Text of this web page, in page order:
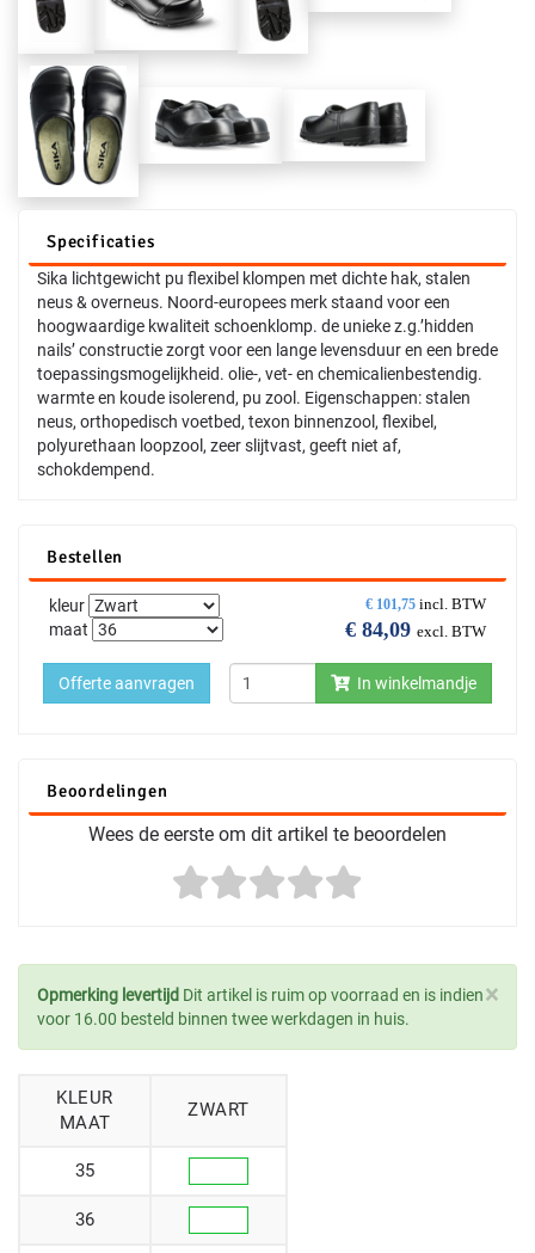
Specificaties
Sika lichtgewicht pu flexibel klompen met dichte hak, stalen
neus & overneus. Noord-europees merk staand voor een
hoogwaardige kwaliteit schoenklomp. de unieke z.g.’hidden
nails’ constructie zorgt voor een lange levensduur en een brede
toepassingsmogelijkheid. olie-, vet- en chemicalienbestendig.
warmte en koude isolerend, pu zool. Eigenschappen: stalen
neus, orthopedisch voetbed, texon binnenzool, flexibel,
polyurethaan loopzool, zeer slijtvast, geeft niet af,
schokdempend.
Bestellen
€ 101,75 incl. BTW
€ 84,09 excl. BTW
kleur
maat
In winkelmandje
Offerte aanvragen
Beoordelingen
Wees de eerste om dit artikel te beoordelen
×
Opmerking levertijd Dit artikel is ruim op voorraad en is indien
voor 16.00 besteld binnen twee werkdagen in huis.
KLEUR
MAAT
ZWART
35
36